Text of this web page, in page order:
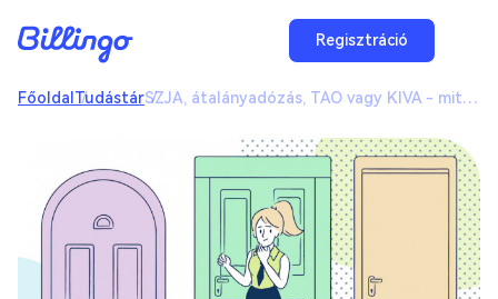
Regisztráció
Főoldal Tudástár SZJA, átalányadózás, TAO vagy KIVA - mit válassz a KATA után?